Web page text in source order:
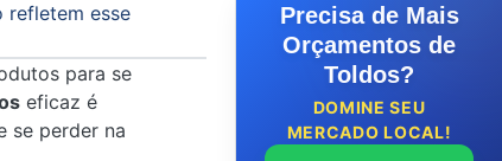
refletem esse
para se
eficaz é
se perder na
Precisa de Mais
Orçamentos de
Toldos?
DOMINE SEU
MERCADO LOCAL!